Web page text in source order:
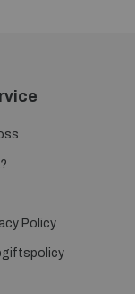
Policy